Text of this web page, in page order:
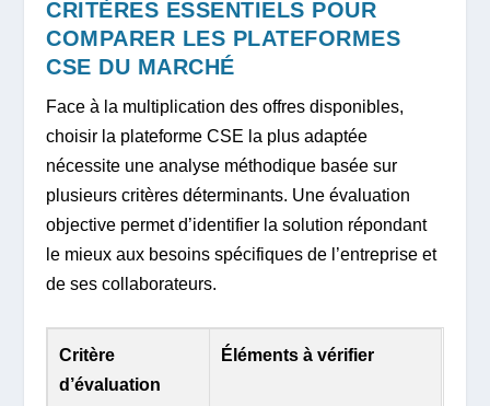
CRITÈRES ESSENTIELS POUR
COMPARER LES PLATEFORMES
CSE DU MARCHÉ
Face à la multiplication des offres disponibles,
choisir la plateforme CSE la plus adaptée
nécessite une analyse méthodique basée sur
plusieurs critères déterminants. Une évaluation
objective permet d’identifier la solution répondant
le mieux aux besoins spécifiques de l’entreprise et
de ses collaborateurs.
Critère
d’évaluation
Éléments à vérifier